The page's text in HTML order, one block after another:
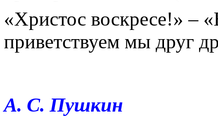
«Христос воскресе!» –
приветствуем мы друг
А. С. Пушкин